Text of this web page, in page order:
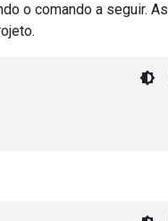
o comando a seguir. As